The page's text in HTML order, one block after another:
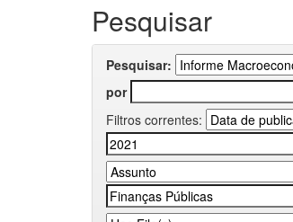
Pesquisar
Pesquisar:
por
Filtros correntes: